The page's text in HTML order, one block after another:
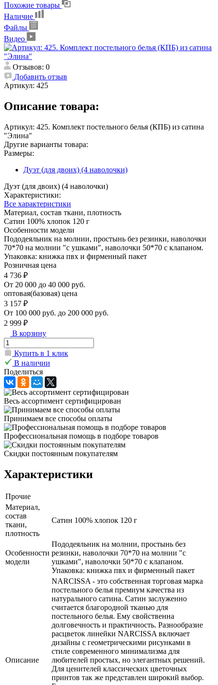
Похожие товары
Наличие
Файлы
Видео
Отзывов: 0
Добавить отзыв
Артикул: 425
Описание товара:
Артикул: 425. Комплект постельного белья (КПБ) из сатина
"Элина"
Другие варианты товара:
Размеры:
Дуэт (для двоих) (4 наволочки)
Дуэт (для двоих) (4 наволочки)
Характеристики:
Все характеристики
Материал, состав ткани, плотность
Сатин 100% хлопок 120 г
Особенности модели
Пододеяльник на молнии, простынь без резинки, наволочки
70*70 на молнии "с ушками", наволочки 50*70 с клапаном.
Упаковка: книжка пвх и фирменный пакет
Розничная цена
4 736 ₽
От 20 000 до 40 000 руб.
оптовая(базовая) цена
3 157 ₽
От 100 000 руб. до 200 000 руб.
2 999 ₽
В корзину
Купить в 1 клик
В наличии
Поделиться
Весь ассортимент сертифицирован
Принимаем все способы оплаты
Профессиональная помощь в подборе товаров
Скидки постоянным покупателям
Характеристики
Прочие
Материал,
состав
ткани,
плотность
Сатин 100% хлопок 120 г
Особенности
модели
Пододеяльник на молнии, простынь без
резинки, наволочки 70*70 на молнии "с
ушками", наволочки 50*70 с клапаном.
Упаковка: книжка пвх и фирменный пакет
Описание
NARCISSA - это собственная торговая марка
постельного белья премиум качества из
натурального сатина. Сатин заслуженно
считается благородной тканью для
постельного белья. Ему свойственна
долговечность и практичность. Разнообразие
расцветок линейки NARCISSA включает
дизайны с геометрическими рисунками в
стиле современного минимализма для
любителей простых, но элегантных решений.
Для ценителей классических цветочных
принтов так же представлен широкий выбор.